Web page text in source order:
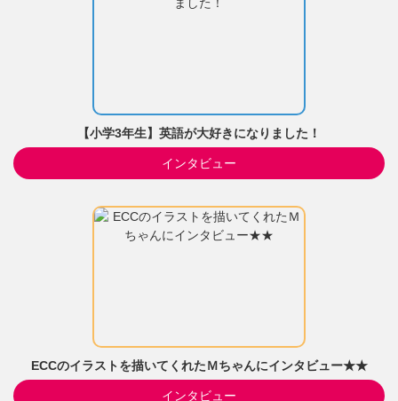
【小学3年生】英語が大好きになりました！
インタビュー
ECCのイラストを描いてくれたＭちゃんにインタビュー★★
インタビュー